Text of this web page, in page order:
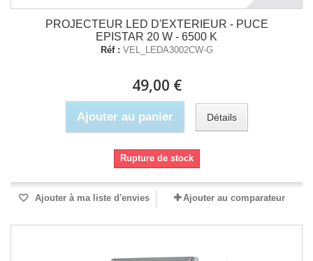
PROJECTEUR LED D'EXTERIEUR - PUCE
EPISTAR 20 W - 6500 K
Réf : VEL_LEDA3002CW-G
49,00 €
Ajouter au panier Détails
Rupture de stock
Ajouter à ma liste d'envies Ajouter au comparateur